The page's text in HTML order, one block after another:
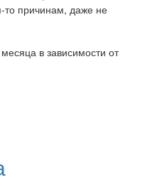
причинам, даже не
в зависимости от